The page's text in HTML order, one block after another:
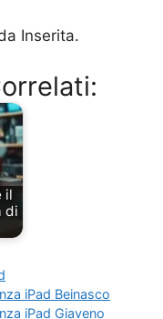
Inserita.
il
di
iPad Beinasco
iPad Giaveno